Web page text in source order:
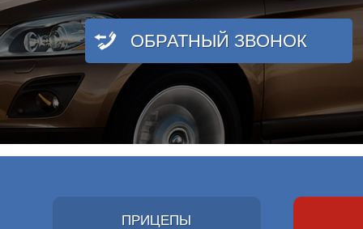
ОБРАТНЫЙ ЗВОНОК
ПРИЦЕПЫ